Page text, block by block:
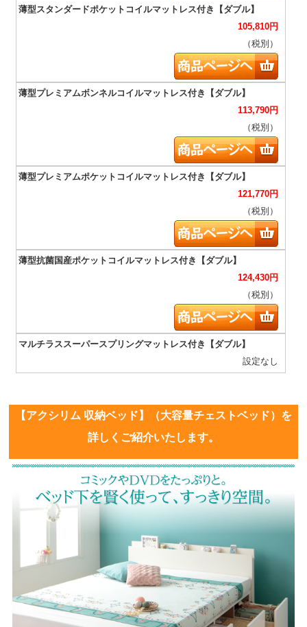
105,810円
（税別）
113,790円
（税別）
121,770円
（税別）
124,430円
（税別）
設定なし
【アクシリム 収納ベッド】（大容量チェストベッド）を
詳しくご紹介いたします。